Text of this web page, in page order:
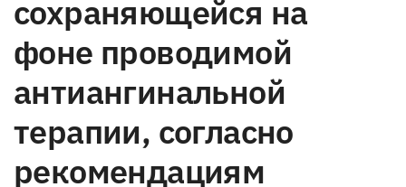
сохраняющейся на
фоне проводимой
антиангинальной
терапии, согласно
рекомендациям